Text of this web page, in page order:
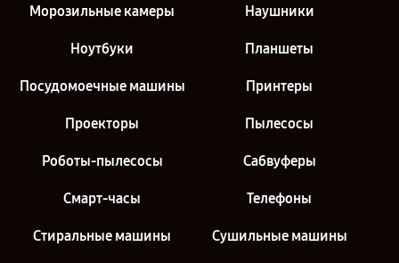
Морозильные камеры Наушники
Ноутбуки Планшеты
Посудомоечные машины Принтеры
Проекторы Пылесосы
Роботы-пылесосы Сабвуферы
Смарт-часы Телефоны
Стиральные машины Сушильные машины